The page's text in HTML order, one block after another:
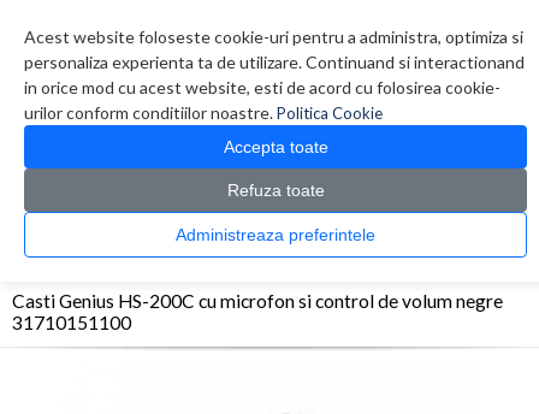
Acest website foloseste cookie-uri pentru a administra, optimiza si
personaliza experienta ta de utilizare. Continuand si interactionand
in orice mod cu acest website, esti de acord cu folosirea cookie-
urilor conform conditiilor noastre.Politica Cookie
Accepta toate
Refuza toate
Administreaza preferintele
0 produs(e)
CATALOG PRODUSE
> Casti > Casti Genius HS-200C cu microfon si control de
Casti Genius HS-200C cu microfon si control de volum negre
31710151100